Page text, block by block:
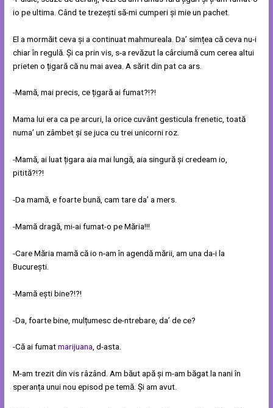
io pe ultima. Când te trezești să-mi cumperi și mie un pachet.
El a mormăit ceva și a continuat mahmureala. Da’ simțea că ceva nu-i
chiar în regulă. Și ca prin vis, s-a revăzut la cârciumă cum cerea altui
prieten o țigară că nu mai avea. A sărit din pat ca ars.
-Mamă, mai precis, ce țigară ai fumat?!?!
Mama lui era ca pe arcuri, la orice cuvânt gesticula frenetic, toată
numa’ un zâmbet și se juca cu trei unicorni roz.
-Mamă, ai luat țigara aia mai lungă, aia singură și credeam io,
pitită?!?!
-Da mamă, e foarte bună, cam tare da’ a mers.
-Mamă dragă, mi-ai fumat-o pe Măria!!!
-Care Măria mamă că io n-am în agendă mării, am una da-i la
București.
-Mamă ești bine?!?!
-Da, foarte bine, mulțumesc de-ntrebare, da’ de ce?
-Că ai fumatmarijuana, d-asta.
M-am trezit din vis râzând. Am băut apă și m-am băgat la nani în
speranța unui nou episod pe temă. Și am avut.